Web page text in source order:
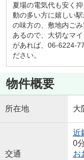
夏場の電気代も安く
動の多い方に嬉しい
の味方の、敷地内ご
あるので、大切なマ
があれば、06-6224-
ださい。
物件概要
所在地 大
交通
近
0
お